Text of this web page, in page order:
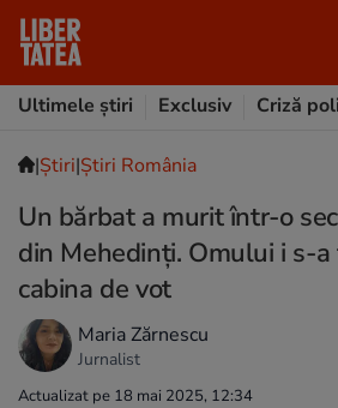
Ultimele știri
Exclusiv Criză
|Ştiri|Știri România
Un bărbat a murit într-o
din Mehedinți. Omului i s-a
cabina de vot
Maria Zărnescu
Jurnalist
Actualizat pe 18 mai 2025, 12:34